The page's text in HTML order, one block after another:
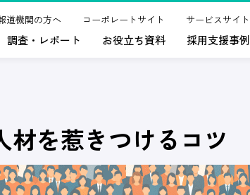
道機関の方へ コーポレートサイト サービスサイト
調査・レポート お役立ち資料 採用支援事例
を惹きつけるコツ